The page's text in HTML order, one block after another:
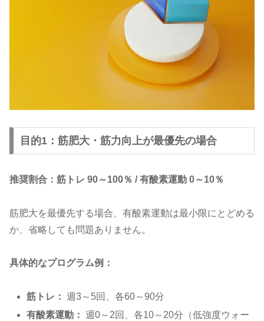
目的1：筋肥大・筋力向上が最優先の場合
推奨割合：筋トレ 90～100％ / 有酸素運動 0～10％
筋肥大を最優先する場合、有酸素運動は最小限にとどめる
か、省略しても問題ありません。
具体的なプログラム例：
筋トレ： 週3～5回、各60～90分
有酸素運動： 週0～2回、各10～20分（低強度ウォー